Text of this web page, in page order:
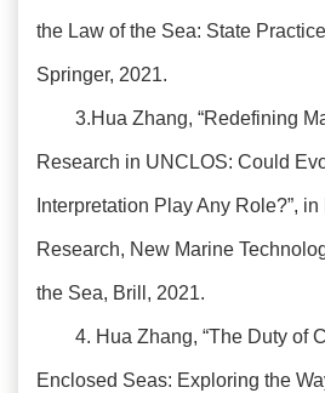
the Law of the Sea: State
Springer, 2021.
3.Hua Zhang, “Redefining
Research in UNCLOS: Could
Interpretation Play Any Role?”,
Research, New Marine
the Sea, Brill, 2021.
4. Hua Zhang, “The Duty of
Enclosed Seas: Exploring the